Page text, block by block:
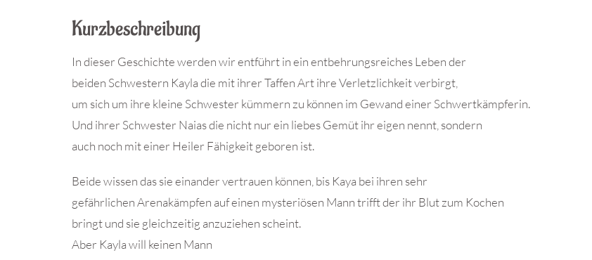
Kurzbeschreibung
In dieser Geschichte werden wir entführt in ein entbehrungsreiches Leben der
beiden Schwestern Kayla die mit ihrer Taffen Art ihre Verletzlichkeit verbirgt,
um sich um ihre kleine Schwester kümmern zu können im Gewand einer Schwertkämpferin.
Und ihrer Schwester Naias die nicht nur ein liebes Gemüt ihr eigen nennt, sondern
auch noch mit einer Heiler Fähigkeit geboren ist.
Beide wissen das sie einander vertrauen können, bis Kaya bei ihren sehr
gefährlichen Arenakämpfen auf einen mysteriösen Mann trifft der ihr Blut zum Kochen
bringt und sie gleichzeitig anzuziehen scheint.
Aber Kayla will keinen Mann